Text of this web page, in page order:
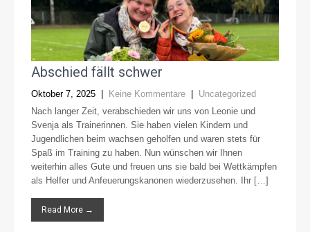
Abschied fällt schwer
Oktober 7, 2025 Keine Kommentare
Uncategorized
Nach langer Zeit, verabschieden wir uns von Leonie und
Svenja als Trainerinnen. Sie haben vielen Kindern und
Jugendlichen beim wachsen geholfen und waren stets für
Spaß im Training zu haben. Nun wünschen wir Ihnen
weiterhin alles Gute und freuen uns sie bald bei Wettkämpfen
als Helfer und Anfeuerungskanonen wiederzusehen. Ihr […]
Read More →